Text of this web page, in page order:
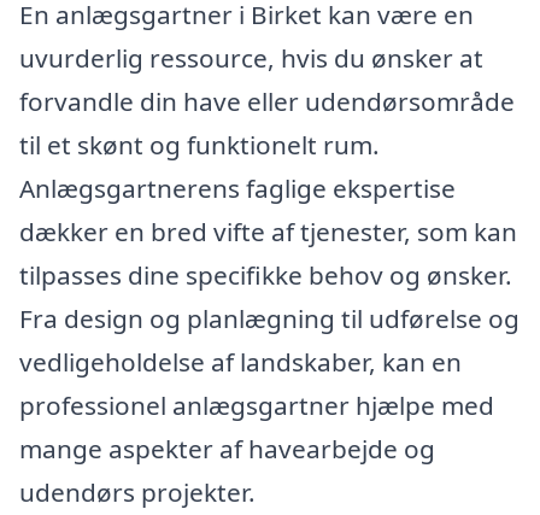
En anlægsgartner i Birket kan være en
uvurderlig ressource, hvis du ønsker at
forvandle din have eller udendørsområde
til et skønt og funktionelt rum.
Anlægsgartnerens faglige ekspertise
dækker en bred vifte af tjenester, som kan
tilpasses dine specifikke behov og ønsker.
Fra design og planlægning til udførelse og
vedligeholdelse af landskaber, kan en
professionel anlægsgartner hjælpe med
mange aspekter af havearbejde og
udendørs projekter.